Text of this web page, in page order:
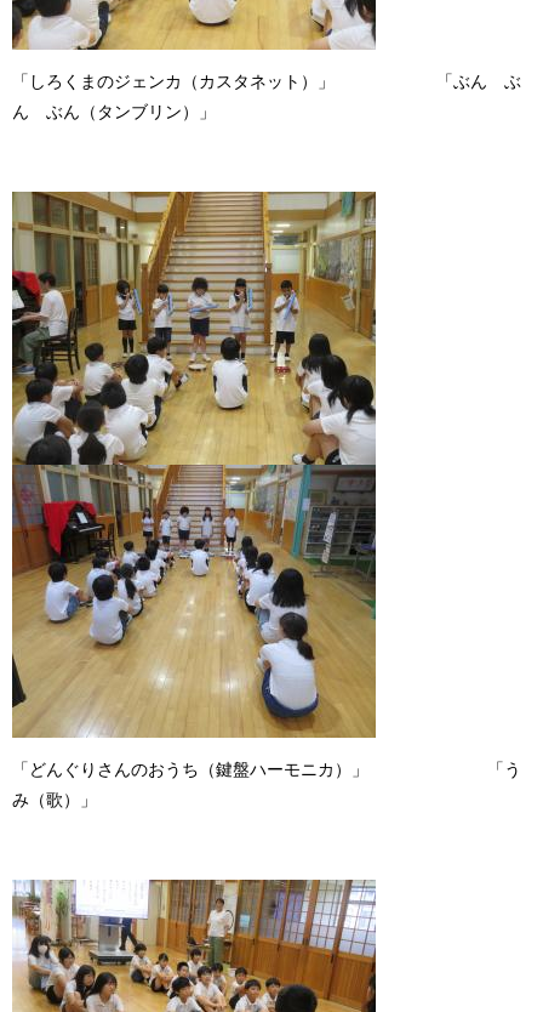
「しろくまのジェンカ（カスタネット）」 「ぶん ぶ
ん ぶん（タンブリン）」
「どんぐりさんのおうち（鍵盤ハーモニカ）」 「う
み（歌）」